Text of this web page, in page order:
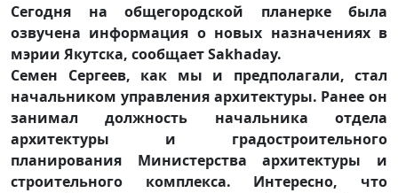
Сегодня на общегородской планерке была
озвучена информация о новых назначениях в
мэрии Якутска, сообщает Sakhaday.
Семен Сергеев, как мы и предполагали, стал
начальником управления архитектуры. Ранее он
занимал должность начальника отдела
архитектуры и градостроительного
планирования Министерства архитектуры и
строительного комплекса. Интересно, что